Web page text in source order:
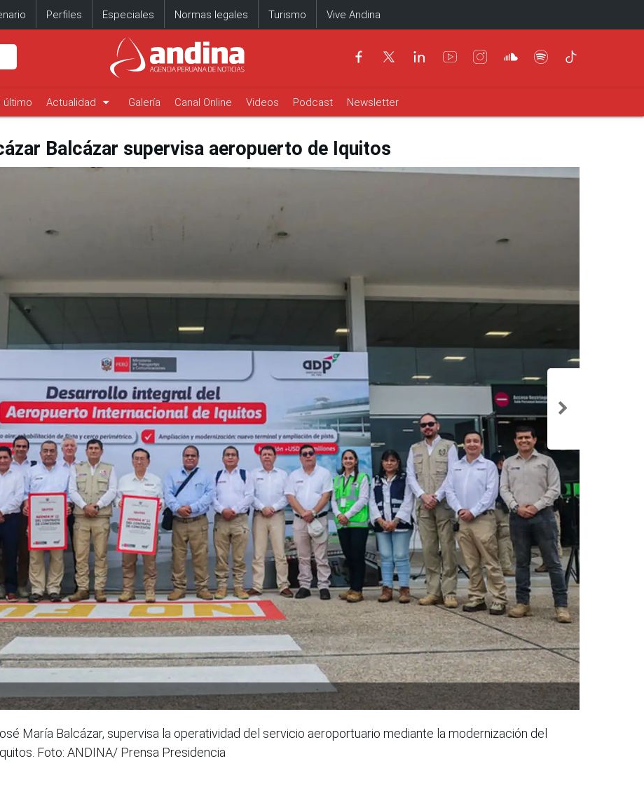
Perfiles Especiales Normas legales Turismo Vive Andina
último Actualidad arrow_drop_down Galería Canal Online Videos Podcast Newsletter
Balcázar supervisa aeropuerto de Iquitos
María Balcázar, supervisa la operatividad del servicio aeroportuario mediante la modernización del
Foto: ANDINA/ Prensa Presidencia